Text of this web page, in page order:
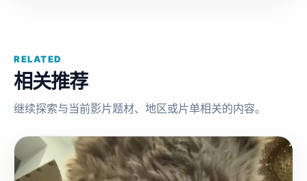
RELATED
相关推荐
继续探索与当前影片题材、地区或片单相关的内容。
2022
欧